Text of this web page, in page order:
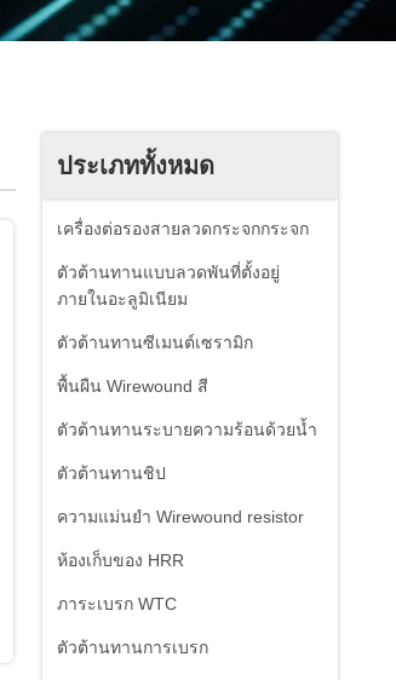
ประเภททั้งหมด
เครื่องต่อรองสายลวดกระจกกระจก
ตัวต้านทานแบบลวดพันที่ตั้งอยู่
ภายในอะลูมิเนียม
ตัวต้านทานซีเมนต์เซรามิก
พื้นผืน Wirewound สี
ตัวต้านทานระบายความร้อนด้วยน้ำ
ตัวต้านทานชิป
ความแม่นยํา Wirewound resistor
ห้องเก็บของ HRR
ภาระเบรก WTC
ตัวต้านทานการเบรก